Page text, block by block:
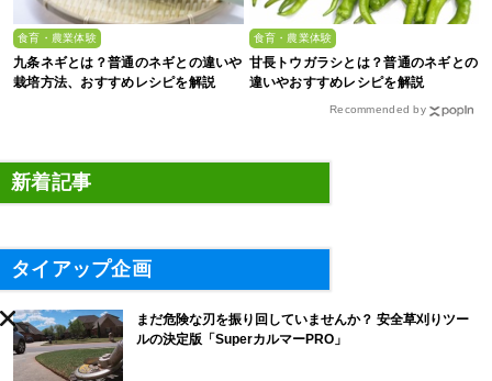
食育・農業体験
九条ネギとは？普通のネギとの違いや
栽培方法、おすすめレシピを解説
食育・農業体験
甘長トウガラシとは？普通のネギとの
違いやおすすめレシピを解説
Recommended by
新着記事
タイアップ企画
まだ危険な刃を振り回していませんか？ 安全草刈りツー
ルの決定版「SuperカルマーPRO」